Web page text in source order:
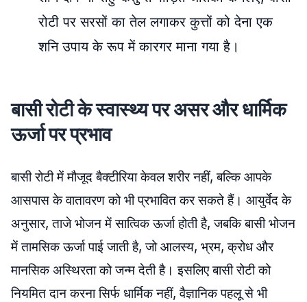
रोटी पर सरसों का तेल लगाकर कुत्तों को देना एक
शनि उपाय के रूप में कारगर माना गया है।
बासी रोटी के स्वास्थ्य पर असर और धार्मिक
ऊर्जा पर प्रभाव
बासी रोटी में मौजूद बैक्टीरिया केवल शरीर नहीं, बल्कि आपके
आसपास के वातावरण को भी प्रभावित कर सकते हैं। आयुर्वेद के
अनुसार, ताजे भोजन में सात्विक ऊर्जा होती है, जबकि बासी भोजन
में तामसिक ऊर्जा पाई जाती है, जो आलस्य, भ्रम, क्रोध और
मानसिक अस्थिरता को जन्म देती है। इसलिए बासी रोटी को
नियमित दान करना सिर्फ धार्मिक नहीं, वैज्ञानिक पहलू से भी